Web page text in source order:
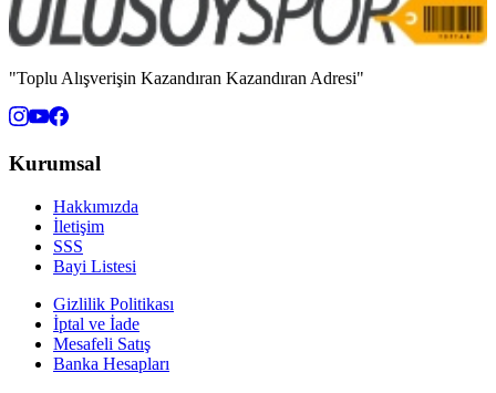
"Toplu Alışverişin Kazandıran Kazandıran Adresi"
Kurumsal
Hakkımızda
İletişim
SSS
Bayi Listesi
Gizlilik Politikası
İptal ve İade
Mesafeli Satış
Banka Hesapları